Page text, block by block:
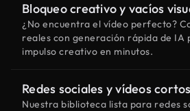
Bloqueo creativo y vacíos
¿No encuentra el vídeo perfecto?
reales con generación rápida de IA
impulso creativo en minutos.
Redes sociales y vídeos cortos
Nuestra biblioteca lista para redes